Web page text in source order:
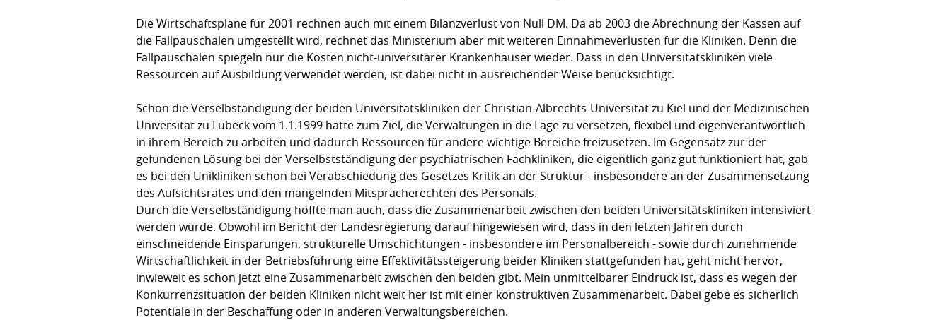
Die Wirtschaftspläne für 2001 rechnen auch mit einem Bilanzverlust von Null DM. Da ab 2003 die Abrechnung der Kassen auf
die Fallpauschalen umgestellt wird, rechnet das Ministerium aber mit weiteren Einnahmeverlusten für die Kliniken. Denn die
Fallpauschalen spiegeln nur die Kosten nicht-universitärer Krankenhäuser wieder. Dass in den Universitätskliniken viele
Ressourcen auf Ausbildung verwendet werden, ist dabei nicht in ausreichender Weise berücksichtigt.
Schon die Verselbständigung der beiden Universitätskliniken der Christian-Albrechts-Universität zu Kiel und der Medizinischen
Universität zu Lübeck vom 1.1.1999 hatte zum Ziel, die Verwaltungen in die Lage zu versetzen, flexibel und eigenverantwortlich
in ihrem Bereich zu arbeiten und dadurch Ressourcen für andere wichtige Bereiche freizusetzen. Im Gegensatz zur der
gefundenen Lösung bei der Verselbstständigung der psychiatrischen Fachkliniken, die eigentlich ganz gut funktioniert hat, gab
es bei den Unikliniken schon bei Verabschiedung des Gesetzes Kritik an der Struktur - insbesondere an der Zusammensetzung
des Aufsichtsrates und den mangelnden Mitspracherechten des Personals.
Durch die Verselbständigung hoffte man auch, dass die Zusammenarbeit zwischen den beiden Universitätskliniken intensiviert
werden würde. Obwohl im Bericht der Landesregierung darauf hingewiesen wird, dass in den letzten Jahren durch
einschneidende Einsparungen, strukturelle Umschichtungen - insbesondere im Personalbereich - sowie durch zunehmende
Wirtschaftlichkeit in der Betriebsführung eine Effektivitätssteigerung beider Kliniken stattgefunden hat, geht nicht hervor,
inwieweit es schon jetzt eine Zusammenarbeit zwischen den beiden gibt. Mein unmittelbarer Eindruck ist, dass es wegen der
Konkurrenzsituation der beiden Kliniken nicht weit her ist mit einer konstruktiven Zusammenarbeit. Dabei gebe es sicherlich
Potentiale in der Beschaffung oder in anderen Verwaltungsbereichen.